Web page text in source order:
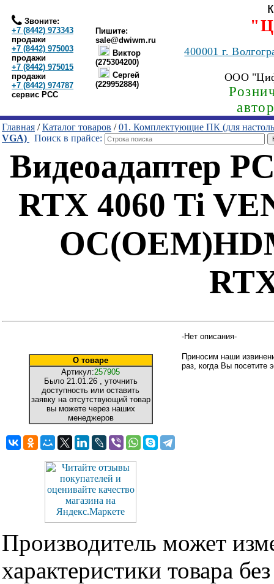
Звоните:
+7 (8442) 973343
продажи
+7 (8442) 975003
продажи
+7 (8442) 975015
продажи
+7 (8442) 974787
сервис РСС
Пишите:
sale@dwiwm.ru
Виктор
(275304200)
Сергей
(229952884)
400001г.
ООО
Главная /Каталог товаров /01. Комплектующие ПК (для
VGA)
Поиск в прайсе:
Видеоадаптер
RTX 4060 Ti
О товаре
Артикул:257905
Было 21.01.26 , уточнить
доступность или оставить
заявку на отсутствующий товар
вы можете через наших
менеджеров
-Нет описания-
Приносим наши
раз, когда Вы посетите
Производитель может
характеристики товара